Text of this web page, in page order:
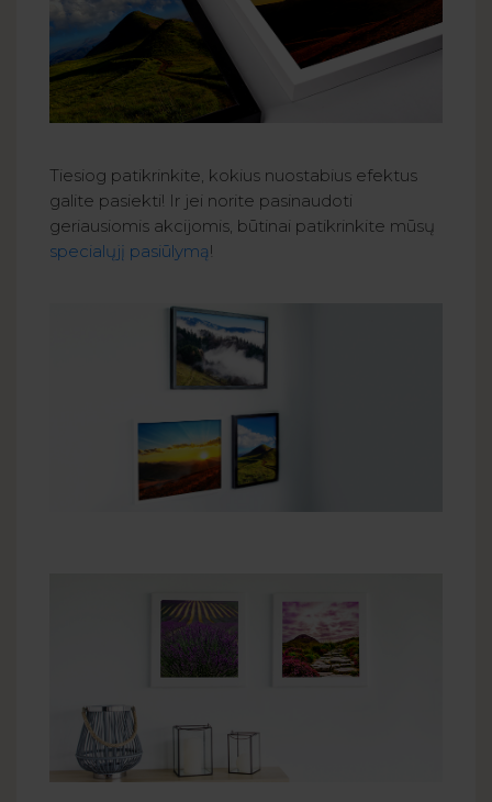
Tiesiog patikrinkite, kokius nuostabius efektus
galite pasiekti! Ir jei norite pasinaudoti
geriausiomis akcijomis, būtinai patikrinkite mūsų
specialųjį pasiūlymą!